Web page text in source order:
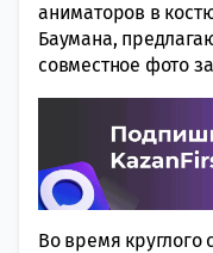
аниматоров в
Баумана,
совместное фото
Во время круглого